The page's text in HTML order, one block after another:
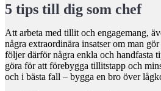
5 tips till dig som chef
Att arbeta med tillit och engagemang,
några extraordinära insatser om man
följer därför några enkla och handfasta
göra för att förebygga tillitstapp och
och i bästa fall – bygga en bro över